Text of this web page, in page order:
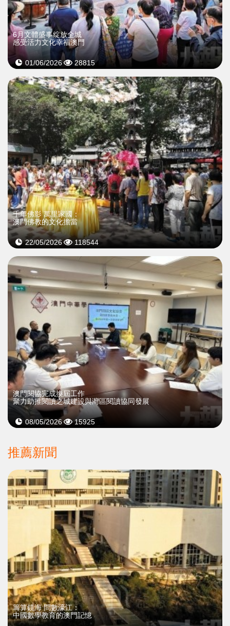
6月文體盛事綻放全城
感受活力文化幸福澳門
01/06/2026 28815
千年佛影 萬里家國：
澳門佛教的文化擔當
22/05/2026 118544
澳門閱協完成換屆工作
聚力助推閱讀之城建設與灣區閱讀協同發展
08/05/2026 15925
推薦新聞
籌算鏡海 問數濠江：
中國數學教育的澳門記憶